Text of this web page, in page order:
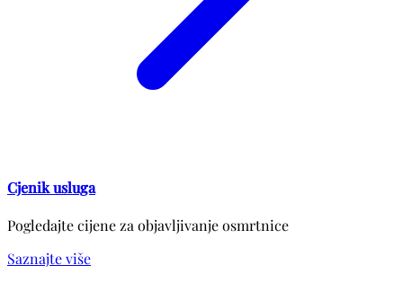
Cjenik usluga
Pogledajte cijene za objavljivanje osmrtnice
Saznajte više